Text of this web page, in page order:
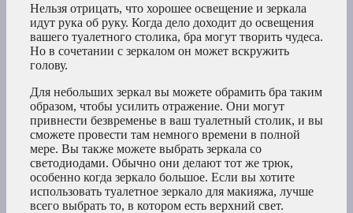
Нельзя отрицать, что хорошее освещение и зеркала
идут рука об руку. Когда дело доходит до освещения
вашего туалетного столика, бра могут творить чудеса.
Но в сочетании с зеркалом он может вскружить
голову.
Для небольших зеркал вы можете обрамить бра таким
образом, чтобы усилить отражение. Они могут
привнести безвременье в ваш туалетный столик, и вы
сможете провести там немного времени в полной
мере. Вы также можете выбрать зеркала со
светодиодами. Обычно они делают тот же трюк,
особенно когда зеркало большое. Если вы хотите
использовать туалетное зеркало для макияжа, лучше
всего выбрать то, в котором есть верхний свет.